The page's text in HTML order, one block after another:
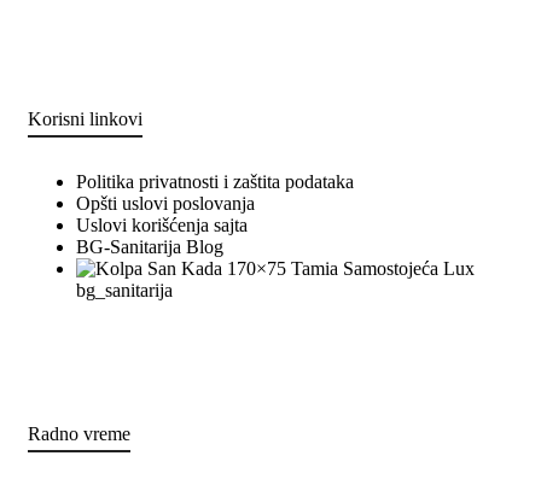
Korisni linkovi
Politika privatnosti i zaštita podataka
Opšti uslovi poslovanja
Uslovi korišćenja sajta
BG-Sanitarija Blog
bg_sanitarija
Radno vreme